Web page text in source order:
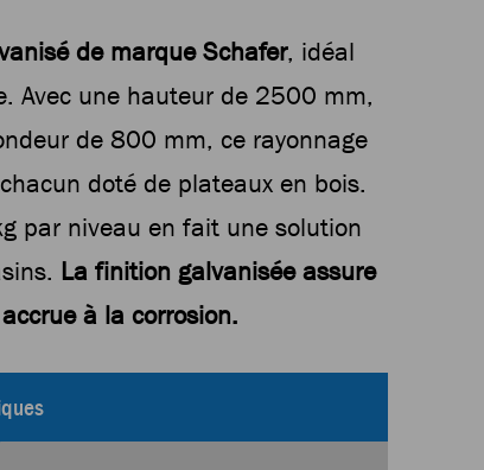
de marque Schafer, idéal
Avec une hauteur de 2500 mm,
de 800 mm, ce rayonnage
doté de plateaux en bois.
par niveau en fait une solution
La finition galvanisée assure
à la corrosion.